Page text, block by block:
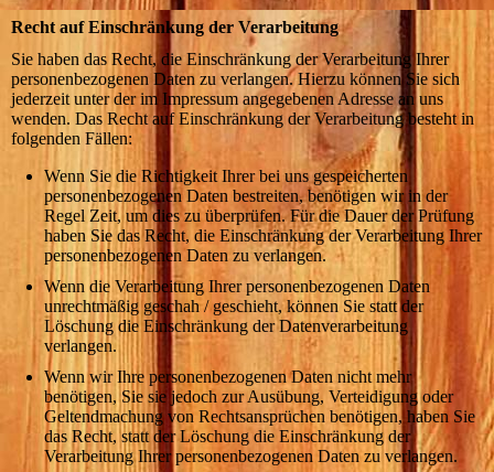
Recht auf Einschränkung der Verarbeitung
Sie haben das Recht, die Einschränkung der Verarbeitung Ihrer
personenbezogenen Daten zu verlangen. Hierzu können Sie sich
jederzeit unter der im Impressum angegebenen Adresse an uns
wenden. Das Recht auf Einschränkung der Verarbeitung besteht in
folgenden Fällen:
Wenn Sie die Richtigkeit Ihrer bei uns gespeicherten
personenbezogenen Daten bestreiten, benötigen wir in der
Regel Zeit, um dies zu überprüfen. Für die Dauer der Prüfung
haben Sie das Recht, die Einschränkung der Verarbeitung Ihrer
personenbezogenen Daten zu verlangen.
Wenn die Verarbeitung Ihrer personenbezogenen Daten
unrechtmäßig geschah / geschieht, können Sie statt der
Löschung die Einschränkung der Datenverarbeitung
verlangen.
Wenn wir Ihre personenbezogenen Daten nicht mehr
benötigen, Sie sie jedoch zur Ausübung, Verteidigung oder
Geltendmachung von Rechtsansprüchen benötigen, haben Sie
das Recht, statt der Löschung die Einschränkung der
Verarbeitung Ihrer personenbezogenen Daten zu verlangen.